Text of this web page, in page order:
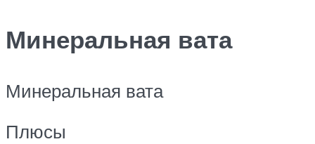
Минеральная вата
Минеральная вата
Плюсы